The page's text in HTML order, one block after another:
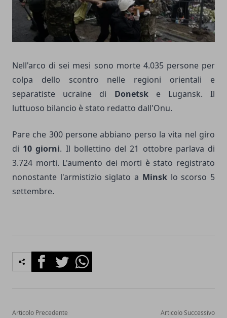
Nell'arco di sei mesi sono morte 4.035 persone per
colpa dello scontro nelle regioni orientali e
separatiste ucraine di Donetske Lugansk. Il
luttuoso bilancio è stato redatto dall'Onu.
Pare che 300 persone abbiano perso la vita nel giro
di 10 giorni. Il bollettino del 21 ottobre parlava di
3.724 morti. L'aumento dei morti è stato registrato
nonostante l'armistizio siglato a Minsklo scorso 5
settembre.
FacebookTwitterWhatsapp
Articolo Precedente Articolo Successivo